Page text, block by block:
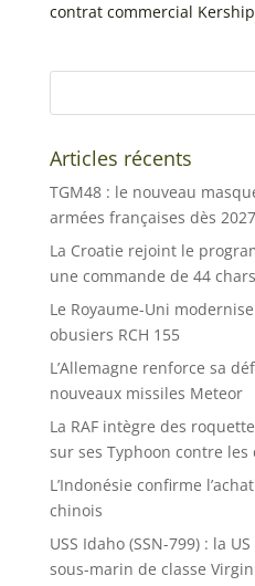
contrat commercial
Articles récents
TGM48 : le nouveau
armées françaises dès 2027
La Croatie rejoint le
une commande de 44 chars
Le Royaume-Uni
obusiers RCH 155
L’Allemagne renforce sa
nouveaux missiles Meteor
La RAF intègre des
sur ses Typhoon contre les
L’Indonésie confirme
chinois
USS Idaho (SSN-799) : la
sous-marin de classe